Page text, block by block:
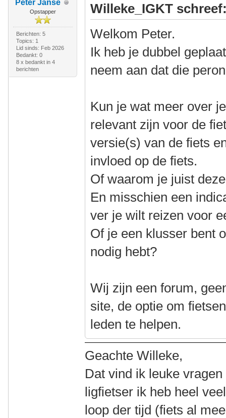
Peter Janse
Opstapper
Berichten: 5
Topics: 1
Lid sinds: Feb 2026
Bedankt: 0
8 x bedankt in 4
berichten
Willeke_IGKT
Welkom Peter.
Ik heb je dubbel
neem aan dat die
Kun je wat meer over
relevant zijn voor de
versie(s) van de fiets
invloed op de fiets.
Of waarom je juist
En misschien een
ver je wilt reizen voor
Of je een klusser bent
nodig hebt?
Wij zijn een forum,
site, de optie om
leden te helpen.
Geachte Willeke,
Dat vind ik leuke
ligfietser ik heb heel
loop der tijd (fiets al